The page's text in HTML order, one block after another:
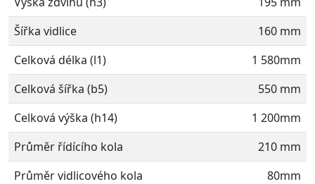
Šířka vidlice
160 mm
Celková délka (l1)
1 580mm
Celková šířka (b5)
550 mm
Celková výška (h14)
1 200mm
Průměr řídícího kola
210 mm
Průměr vidlicového kola
80mm